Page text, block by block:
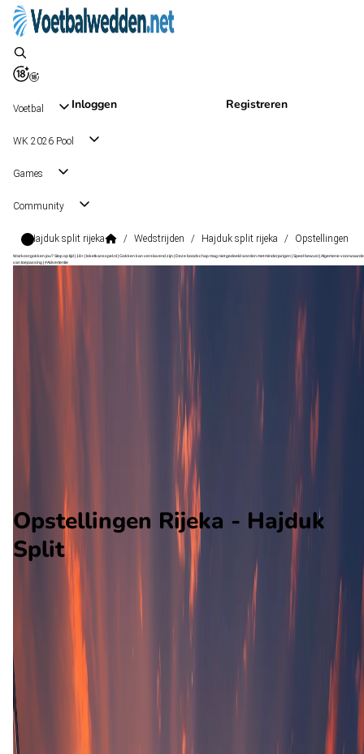
Inloggen Registreren
Voetbal
WK 2026 Pool
Games
Community
Hajduk split rijeka / Wedstrijden / Hajduk split rijeka / Opstellingen
Wat kost gokken jou? Stop op tijd | 18+ | loketkansspel.nl | Gokken kan verslavend zijn | Deze boodschap mag niet gedeeld worden met minderjarigen | Speel bewust | Algemene
van toepassing | #Advertentie
Opstellingen Rijeka - Hajduk
Split